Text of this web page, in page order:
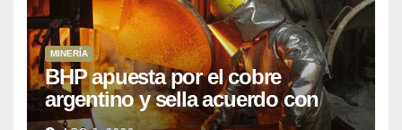
MINERÍA
BHP apuesta por el cobre
argentino y sella acuerdo con
Kobrea para siete proyecto